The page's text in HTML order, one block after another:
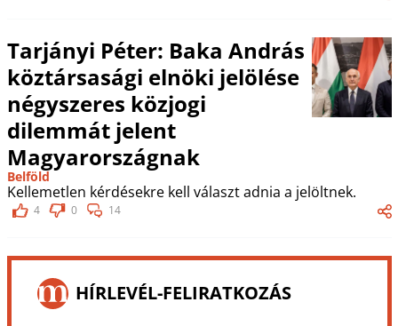
Tarjányi Péter: Baka András
köztársasági elnöki jelölése
négyszeres közjogi
dilemmát jelent
Magyarországnak
Belföld
Kellemetlen kérdésekre kell választ adnia a jelöltnek.
4 0 14
HÍRLEVÉL-FELIRATKOZÁS